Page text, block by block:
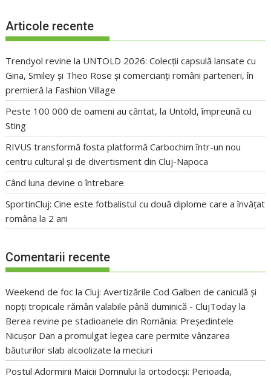
Articole recente
Trendyol revine la UNTOLD 2026: Colecții capsulă lansate cu
Gina, Smiley și Theo Rose și comercianți români parteneri, în
premieră la Fashion Village
Peste 100 000 de oameni au cântat, la Untold, împreună cu
Sting
RIVUS transformă fosta platformă Carbochim într-un nou
centru cultural și de divertisment din Cluj-Napoca
Când luna devine o întrebare
SportinCluj: Cine este fotbalistul cu două diplome care a învățat
româna la 2 ani
Comentarii recente
Weekend de foc la Cluj: Avertizările Cod Galben de caniculă și
nopți tropicale rămân valabile până duminică - ClujToday la
Berea revine pe stadioanele din România: Președintele
Nicușor Dan a promulgat legea care permite vânzarea
băuturilor slab alcoolizate la meciuri
Postul Adormirii Maicii Domnului la ortodocși: Perioada,